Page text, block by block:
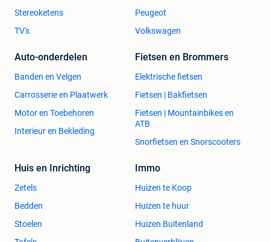
Stereoketens
TV's
Peugeot
Volkswagen
Auto-onderdelen
Banden en Velgen
Carrosserie en Plaatwerk
Motor en Toebehoren
Interieur en Bekleding
Fietsen en Brommers
Elektrische fietsen
Fietsen | Bakfietsen
Fietsen | Mountainbikes en
ATB
Snorfietsen en Snorscooters
Huis en Inrichting
Zetels
Bedden
Stoelen
Immo
Huizen te Koop
Huizen te huur
Huizen Buitenland